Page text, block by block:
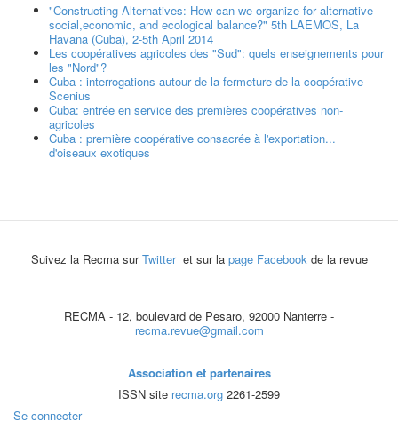
"Constructing Alternatives: How can we organize for alternative
social,economic, and ecological balance?" 5th LAEMOS, La
Havana (Cuba), 2-5th April 2014
Les coopératives agricoles des "Sud": quels enseignements pour
les "Nord"?
Cuba : interrogations autour de la fermeture de la coopérative
Scenius
Cuba: entrée en service des premières coopératives non-
agricoles
Cuba : première coopérative consacrée à l'exportation...
d'oiseaux exotiques
Suivez la Recma surTwitter et sur la page Facebook de la revue
RECMA - 12, boulevard de Pesaro, 92000 Nanterre -
recma.revue@gmail.com
Association et partenaires
ISSN site recma.org 2261-2599
Se connecter